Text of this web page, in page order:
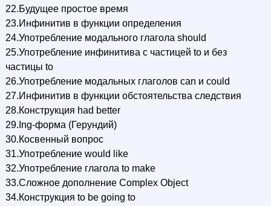
22.Будущее простое время
23.Инфинитив в функции определения
24.Употребление модального глагола should
25.Употребление инфинитива с частицей to и без
частицы to
26.Употребление модальных глаголов саn и could
27.Инфинитив в функции обстоятельства следствия
28.Конструкция had better
29.Ing-форма (Герундий)
30.Косвенный вопрос
31.Употребление would like
32.Употребление глагола to make
33.Сложное дополнение Complex Object
34.Конструкция to be going to